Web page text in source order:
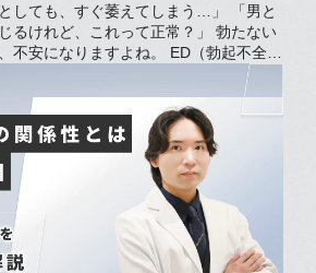
しても、すぐ萎えてしまう…」 「男と
れど、これって正常？」 勃たない
りますよね。 ED（勃起不全）
であり、複数の要因が組みあわさって
あるため、
ろな方法を選択する必要があります。
EDの定義や原因、心因性EDと器質性
治療法について解説します。